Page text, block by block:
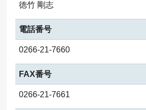
徳竹 剛志
電話番号
0266-21-7660
FAX番号
0266-21-7661